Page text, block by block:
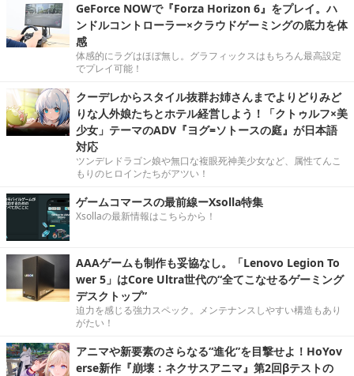
GeForce NOWで『Forza Horizon 6』をプレイ。ハ
ンドルコントローラー×クラウドゲーミングの底力を体
感
体感的にラグはほぼ無し。グラフィックスはもちろん最高設定
でプレイ可能！
クーデレからスタイル抜群お姉さんまでよりどりみど
りな人外娘たちとホテル経営しよう！「クトゥルフ×美
少女」テーマのADV『ヨグ=ソトースの庭』が日本語
対応
ツンデレドラゴン娘や無口な複眼死神美少女など、属性てんこ
もりのヒロインたちがアツい！
ゲームコマースの最前線ーXsolla特集
Xsollaの最新情報はこちらから！
AAAゲームも制作も妥協なし。「Lenovo Legion To
wer 5」はCore Ultra世代の“全てこなせるゲーミング
デスクトップ”
迫力を感じる強力スペック。メンテナンスしやすい構造もあり
がたい！
アニマや新要素のさらなる“進化”を目撃せよ！HoYov
erse新作『崩壊：ネクサスアニマ』第2回βテストの